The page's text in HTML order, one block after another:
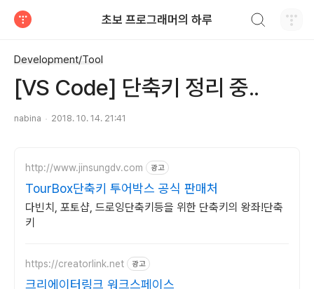
초보 프로그래머의 하루
Development/Tool
[VS Code] 단축키 정리 중..
nabina 2018. 10. 14. 21:41
http://www.jinsungdv.com 광고
TourBox단축키 투어박스 공식 판매처
다빈치, 포토샵, 드로잉단축키등을 위한 단축키의 왕좌!단축
키
https://creatorlink.net 광고
크리에이터링크 워크스페이스